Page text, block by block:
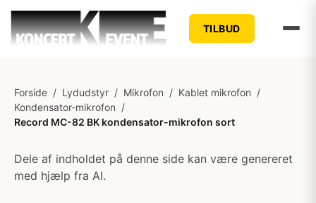
TILBUD
Forside / Lydudstyr / Mikrofon / Kablet mikrofon /
Kondensator-mikrofon /
Record MC-82 BK kondensator-mikrofon sort
Dele af indholdet på denne side kan være genereret
med hjælp fra AI.